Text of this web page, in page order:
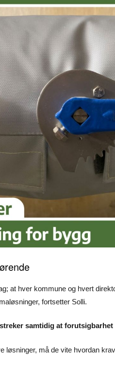
at hver kommune og hvert
fortsetter Solli.
samtidig at
løsninger, må de vite hvordan